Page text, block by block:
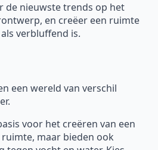
de nieuwste trends op het
en creëer een ruimte
verbluffend is.
een wereld van verschil
voor het creëren van een
maar bieden ook